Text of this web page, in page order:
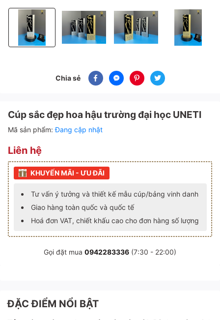
Cúp sắc đẹp hoa hậu trường đại học UNETI
Cúp sắc đẹp hoa hậu trường đại học UNETI
Cúp sắc đẹp hoa hậu trường đại
Cúp sắc đẹp
Chia sẻ
Cúp sắc đẹp hoa hậu trường đại học UNETI
Mã sản phẩm:Đang cập nhật
Liên hệ
KHUYẾN MÃI - ƯU ĐÃI
Tư vấn ý tưởng và thiết kế mẫu cúp/bảng vinh danh
Giao hàng toàn quốc và quốc tế
Hoá đơn VAT, chiết khấu cao cho đơn hàng số lượng
Gọi đặt mua 0942283336 (7:30 - 22:00)
ĐẶC ĐIỂM NỔI BẬT